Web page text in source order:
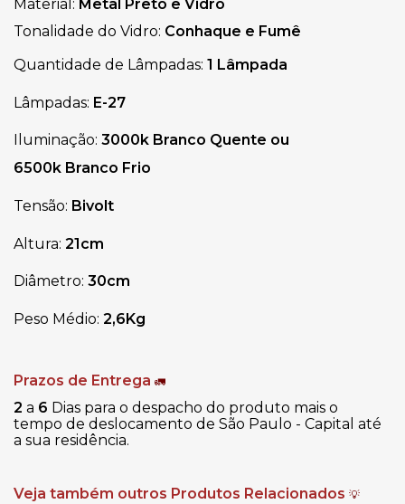
Material: Metal Preto e Vidro
Tonalidade do Vidro: Conhaque e Fumê
Quantidade de Lâmpadas: 1 Lâmpada
Lâmpadas: E-27
Iluminação: 3000k Branco Quente ou
6500k Branco Frio
Tensão: Bivolt
Altura: 21cm
Diâmetro: 30cm
Peso Médio: 2,6Kg
Prazos de Entrega 🚛
2 a 6 Dias para o despacho do produto mais o
tempo de deslocamento de São Paulo - Capital até
a sua residência.
Veja também outros Produtos Relacionados 💡